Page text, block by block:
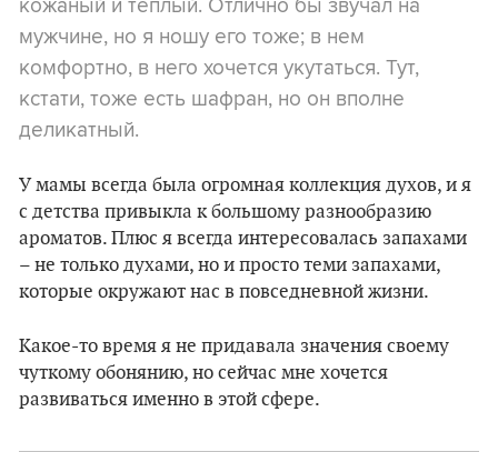
мужчине, но я ношу его тоже; в нем
комфортно, в него хочется укутаться. Тут,
кстати, тоже есть шафран, но он вполне
деликатный.
У мамы всегда была огромная коллекция духов, и я
с детства привыкла к большому разнообразию
ароматов. Плюс я всегда интересовалась запахами
– не только духами, но и просто теми запахами,
которые окружают нас в повседневной жизни.
Какое-то время я не придавала значения своему
чуткому обонянию, но сейчас мне хочется
развиваться именно в этой сфере.